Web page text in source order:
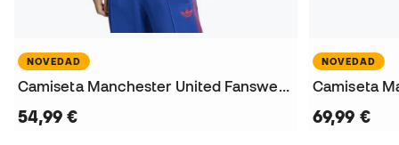
NOVEDAD
Camiseta Manchester United Fanswear 2026-2027
54,99 €
NOVEDAD
69,99 €